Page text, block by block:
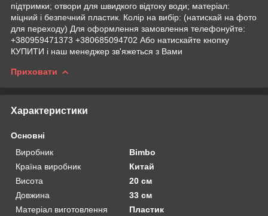
підтримки; отвори для швидкого відтоку води; матеріал:
міцний і безпечний пластик. Колір на вибір: (натискай на фото
для переходу) Для оформлення замовлення телефонуйте:
+380959471373 +380685094702 Або натискайте кнопку
КУПИТИ і наш менеджер зв'яжеться з Вами
Приховати
Характеристики
Основні
Виробник
Bimbo
Країна виробник
Китай
Висота
20 см
Довжина
33 см
Матеріал виготовлення
Пластик